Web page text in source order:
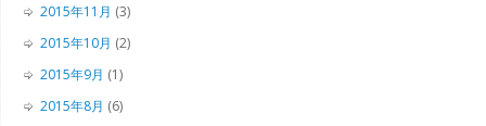
2015年11月 (3)
2015年10月 (2)
2015年9月 (1)
2015年8月 (6)